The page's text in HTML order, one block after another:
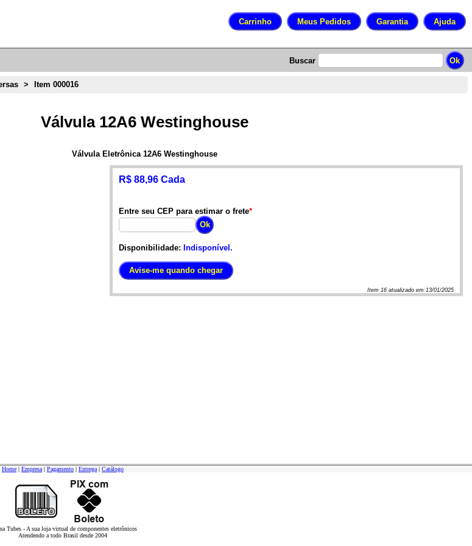
Buscar
> Item 000016
Válvula 12A6 Westinghouse
Válvula Eletrônica 12A6 Westinghouse
R$ 88,96 Cada
Entre seu CEP para estimar o frete*
Disponibilidade: Indisponível.
Item 16 atualizado em 13/01/2025
Home | Empresa | Pagamento | Entrega | Catálogo
Tubes - A sua loja virtual de componentes eletrônicos
Atendendo a todo Brasil desde 2004